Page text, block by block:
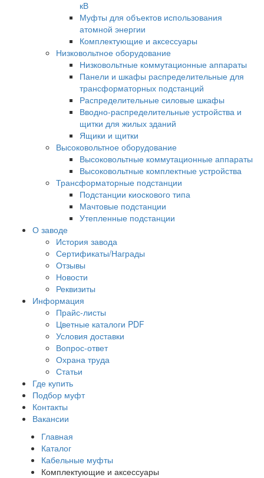
кВ
Муфты для объектов использования
атомной энергии
Комплектующие и аксессуары
Низковольтное оборудование
Низковольтные коммутационные аппараты
Панели и шкафы распределительные для
трансформаторных подстанций
Распределительные силовые шкафы
Вводно-распределительные устройства и
щитки для жилых зданий
Ящики и щитки
Высоковольтное оборудование
Высоковольтные коммутационные аппараты
Высоковольтные комплектные устройства
Трансформаторные подстанции
Подстанции киоскового типа
Мачтовые подстанции
Утепленные подстанции
О заводе
История завода
Сертификаты/Награды
Отзывы
Новости
Реквизиты
Информация
Прайс-листы
Цветные каталоги PDF
Условия доставки
Вопрос-ответ
Охрана труда
Статьи
Где купить
Подбор муфт
Контакты
Вакансии
Главная
Каталог
Кабельные муфты
Комплектующие и аксессуары